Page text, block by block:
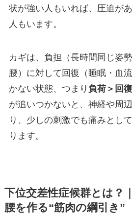
状が強い人もいれば、圧迫が
人もいます。
カギは、負担（長時間同じ姿
腰）に対して回復（睡眠・血
かない状態、つまり 負荷＞回復
が追いつかないと、神経や周
り、少しの刺激でも痛みとし
ります。
下位交差性症候群とは？
腰を作る“筋肉の綱引き”